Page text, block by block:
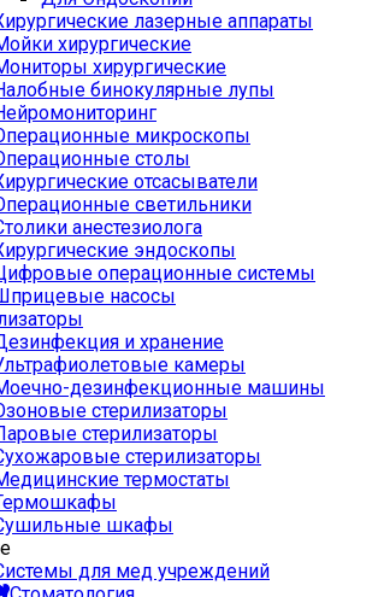
лазерные аппараты
хирургические
хирургические
бинокулярные лупы
микроскопы
столы
отсасыватели
светильники
анестезиолога
эндоскопы
операционные системы
насосы
и хранение
камеры
дезинфекционные машины
стерилизаторы
стерилизаторы
стерилизаторы
термостаты
шкафы
для мед учреждений